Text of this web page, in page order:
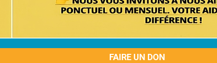
FAIRE UN DON